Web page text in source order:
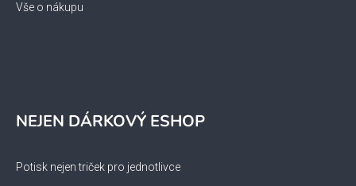
Vše o nákupu
NEJEN DÁRKOVÝ ESHOP
Potisk nejen triček pro jednotlivce